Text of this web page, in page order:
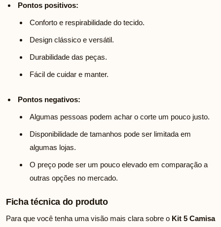
Pontos positivos:
Conforto e respirabilidade do tecido.
Design clássico e versátil.
Durabilidade das peças.
Fácil de cuidar e manter.
Pontos negativos:
Algumas pessoas podem achar o corte um pouco justo.
Disponibilidade de tamanhos pode ser limitada em
algumas lojas.
O preço pode ser um pouco elevado em comparação a
outras opções no mercado.
Ficha técnica do produto
Para que você tenha uma visão mais clara sobre o Kit 5 Camisa